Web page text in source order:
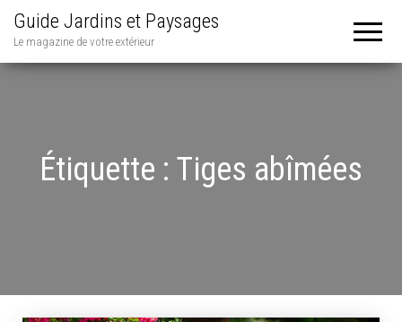
Guide Jardins et Paysages
Le magazine de votre extérieur
Étiquette : Tiges abîmées